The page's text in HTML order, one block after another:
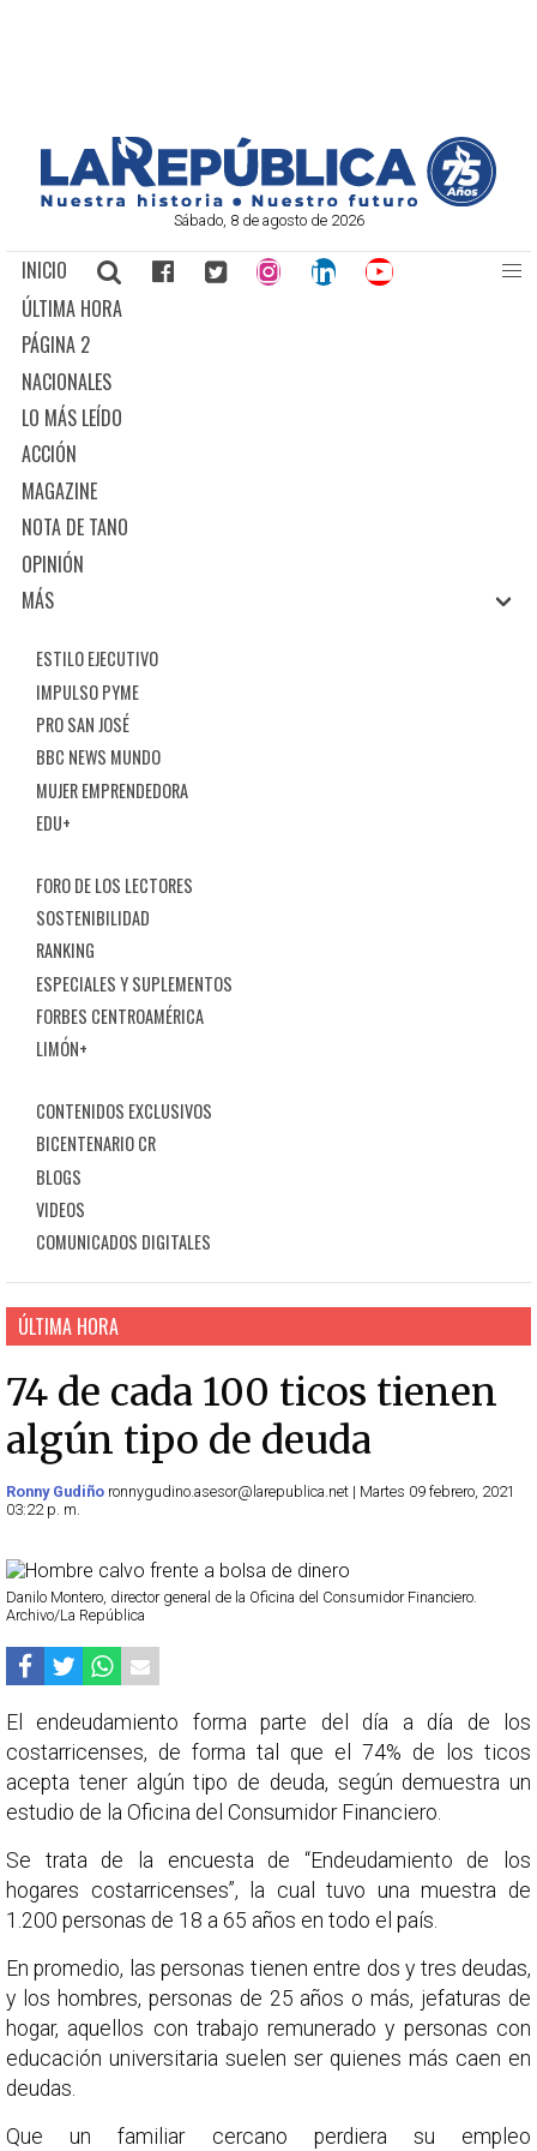
Sábado, 8 de agosto de 2026
INICIO
ÚLTIMA HORA
PÁGINA 2
NACIONALES
LO MÁS LEÍDO
ACCIÓN
MAGAZINE
NOTA DE TANO
OPINIÓN
MÁS
ESTILO EJECUTIVO
IMPULSO PYME
PRO SAN JOSÉ
BBC NEWS MUNDO
MUJER EMPRENDEDORA
EDU+
FORO DE LOS LECTORES
SOSTENIBILIDAD
RANKING
ESPECIALES Y SUPLEMENTOS
FORBES CENTROAMÉRICA
LIMÓN+
CONTENIDOS EXCLUSIVOS
BICENTENARIO CR
BLOGS
VIDEOS
COMUNICADOS DIGITALES
ÚLTIMA HORA
74 de cada 100 ticos tienen
algún tipo de deuda
Ronny Gudiño ronnygudino.asesor@larepublica.net | Martes 09 febrero, 2021
03:22 p. m.
Danilo Montero, director general de la Oficina del Consumidor Financiero.
Archivo/La República
El endeudamiento forma parte del día a día de los
costarricenses, de forma tal que el 74% de los ticos
acepta tener algún tipo de deuda, según demuestra un
estudio de la Oficina del Consumidor Financiero.
Se trata de la encuesta de “Endeudamiento de los
hogares costarricenses”, la cual tuvo una muestra de
1.200 personas de 18 a 65 años en todo el país.
En promedio, las personas tienen entre dos y tres deudas,
y los hombres, personas de 25 años o más, jefaturas de
hogar, aquellos con trabajo remunerado y personas con
educación universitaria suelen ser quienes más caen en
deudas.
Que un familiar cercano perdiera su empleo